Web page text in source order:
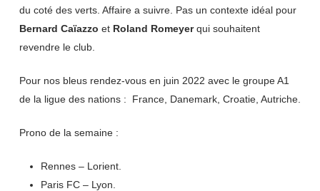
du coté des verts. Affaire a suivre. Pas un contexte idéal pour
Bernard Caïazzo et Roland Romeyerqui souhaitent
revendre le club.
Pour nos bleus rendez-vous en juin 2022 avec le groupe A1
de la ligue des nations : France, Danemark, Croatie, Autriche.
Prono de la semaine :
Rennes – Lorient.
Paris FC – Lyon.